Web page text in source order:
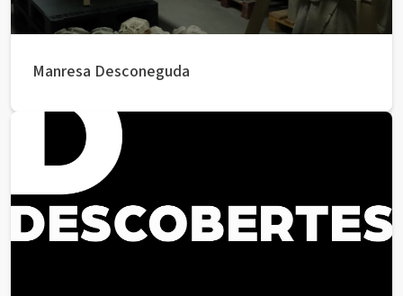
Manresa Desconeguda